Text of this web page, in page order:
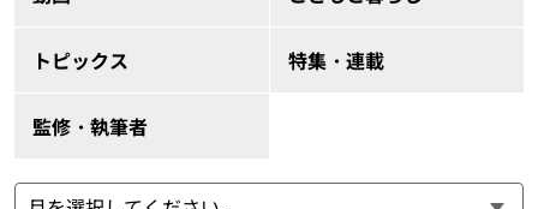
トピックス 特集・連載
監修・執筆者